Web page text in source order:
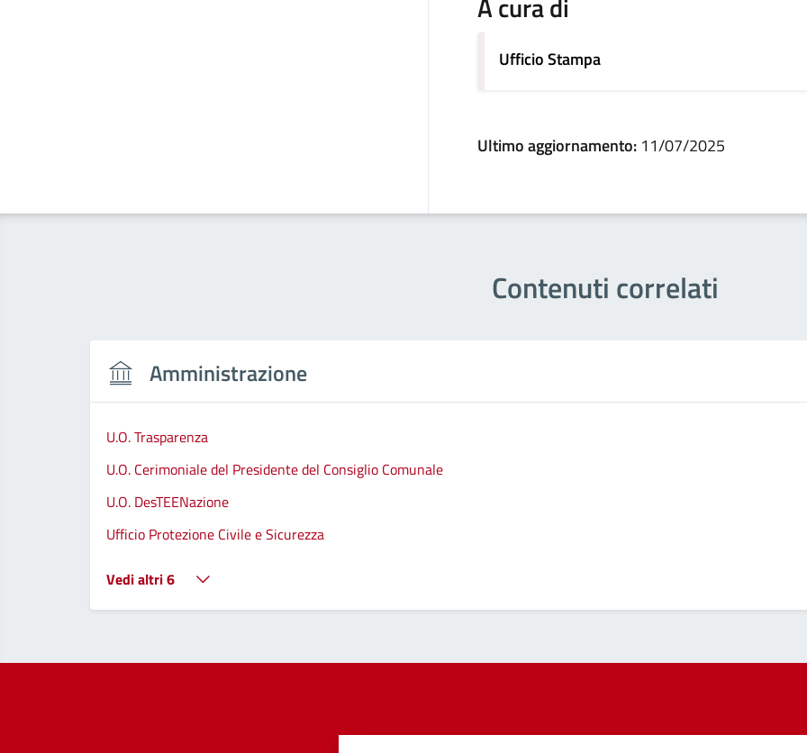
A cura di
Ufficio Stampa
Ultimo aggiornamento: 11/07/2025
Contenuti correlati
Amministrazione
U.O. Trasparenza
U.O. Cerimoniale del Presidente del Consiglio Comunale
U.O. DesTEENazione
Ufficio Protezione Civile e Sicurezza
Vedi altri 6